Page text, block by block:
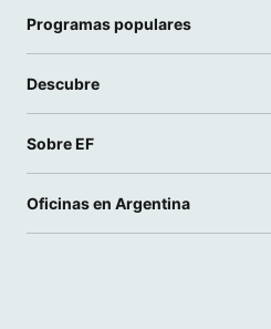
Programas populares
Descubre
Sobre EF
Oficinas en Argentina